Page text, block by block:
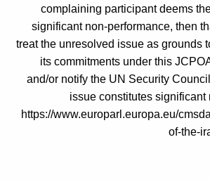
complaining participant deems
significant non-performance, then
treat the unresolved issue as grounds
its commitments under this
and/or notify the UN Security
issue constitutes significant
https://www.europarl.europa.eu/
of-the-